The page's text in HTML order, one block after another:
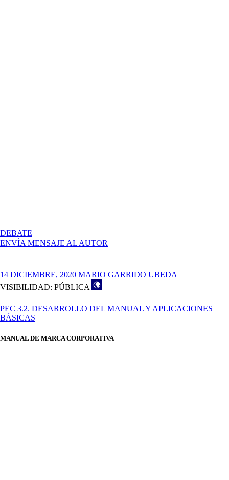
DEBATE
PEC
DE
ESTILO
PROYECTO
1
ENVÍA MENSAJE AL AUTOR
14 DICIEMBRE, 2020 MARIO GARRIDO UBEDA
VISIBILIDAD: PÚBLICA
PEC 3.2. DESARROLLO DEL MANUAL Y APLICACIONES
BÁSICAS
MANUAL DE MARCA CORPORATIVA